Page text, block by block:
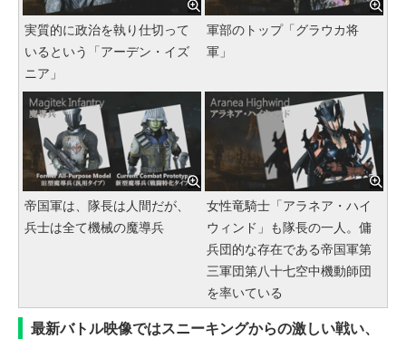
実質的に政治を執り仕切って
いるという「アーデン・イズ
ニア」
軍部のトップ「グラウカ将
軍」
帝国軍は、隊長は人間だが、
兵士は全て機械の魔導兵
女性竜騎士「アラネア・ハイ
ウィンド」も隊長の一人。傭
兵団的な存在である帝国軍第
三軍団第八十七空中機動師団
を率いている
最新バトル映像ではスニーキングからの激しい戦い、